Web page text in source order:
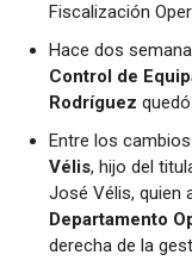
Fiscalización
Hace dos
Control de
Rodríguez
Entre los
Vélis, hijo del
José Vélis, quien
Departamento
derecha de la